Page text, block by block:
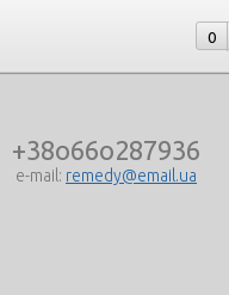
0
+38o66o287936
e-mail: remedy@email.ua